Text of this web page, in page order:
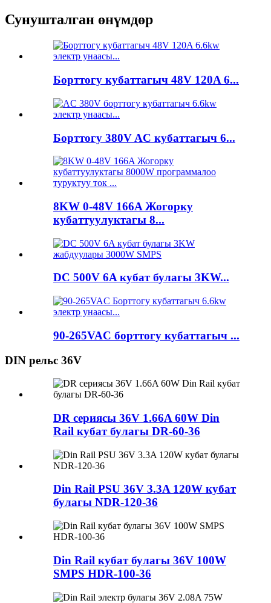
Сунушталган өнүмдөр
Борттогу кубаттагыч 48V 120A 6...
Борттогу 380V AC кубаттагыч 6...
8KW 0-48V 166A Жогорку
кубаттуулуктагы 8...
DC 500V 6A кубат булагы 3KW...
90-265VAC борттогу кубаттагыч ...
DIN рельс 36V
DR сериясы 36V 1.66A 60W Din
Rail кубат булагы DR-60-36
Din Rail PSU 36V 3.3A 120W кубат
булагы NDR-120-36
Din Rail кубат булагы 36V 100W
SMPS HDR-100-36